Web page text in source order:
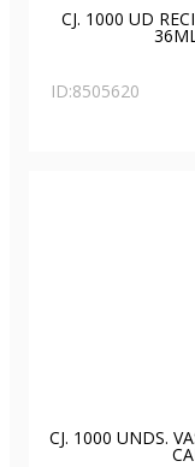
CJ. 1000 UD
ID:8505620
CJ. 1000 UNDS.